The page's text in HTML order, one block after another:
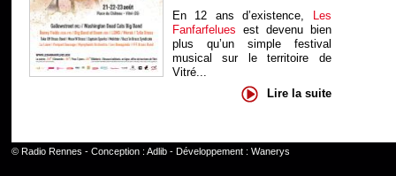
En 12 ans d’existence, Les
Fanfarfelues est devenu bien
plus qu’un simple festival
musical sur le territoire de
Vitré...
Lire la suite
© Radio Rennes - Conception : Adlib- Développement : Wanerys